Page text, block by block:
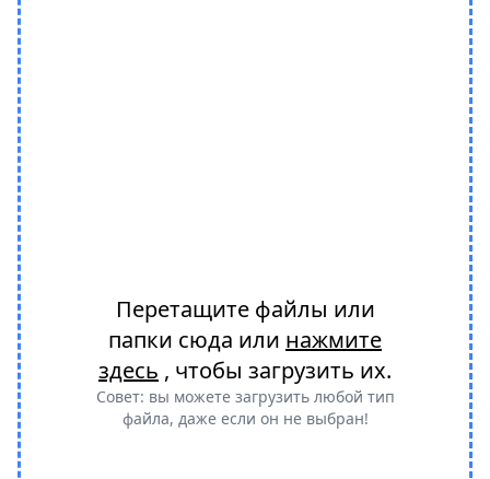
Перетащите файлы или
папки сюда или нажмите
здесь , чтобы загрузить их.
Совет: вы можете загрузить любой тип
файла, даже если он не выбран!